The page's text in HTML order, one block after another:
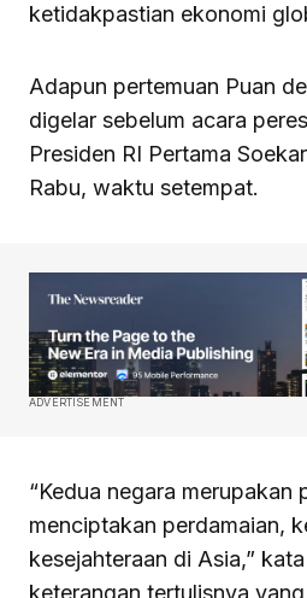
ketidakpastian ekonomi
Adapun pertemuan Puan
digelar sebelum acara
Presiden RI Pertama
Rabu, waktu setempat.
ADVERTISEMENT
“Kedua negara merupakan
menciptakan perdamaian,
kesejahteraan di Asia,”